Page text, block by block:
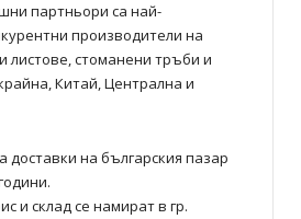
партньори са най-
производители на
листове, стоманени тръби и
Китай, Централна и
на българския пазар
и склад се намират в гр.